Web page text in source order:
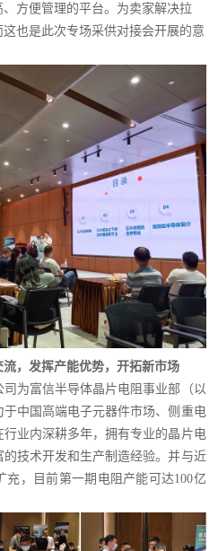
方便管理的平台。为卖家解决拉
也是此次专场采供对接会开展的意
，发挥产能优势，开拓新市场
为富信半导体晶片电阻事业部（以
中国高端电子元器件市场、侧重电
业内深耕多年，拥有专业的晶片电
技术开发和生产制造经验。并与近
充，目前第一期电阻产能可达100亿